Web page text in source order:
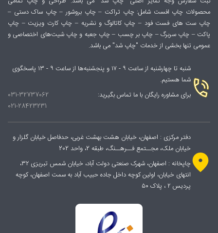
محصولات چاپ افست شامل: چاپ تراکت – چاپ بروشور – چاپ ساک دستی –
چاپ ست های فست فود – چاپ کاتالوگ و نشریه – چاپ کارت ویزیت – چاپ
پاکت – چاپ سربرگ – چاپ بر چسب – چاپ جعبه و چاپ شیت‌های اختصاصی و
عمومی تنها بخشی از خدمات "چاپ شد" می باشد.
شنبه تا چهارشنبه از ساعت ۹ - ۱۷ و پنجشنبه‌ها از ساعت ۹ - ۱۳ پاسخگوی
شما هستیم.
برای مشاوره رایگان با ما تماس بگیرید:
031-32737062
021-28423231
دفتر مرکزی : اصفهان، خیابان هشت بهشت غربی، حدفاصل خیابان گلزار و
خیابان ملک، مجــتمع فــرهــنگ، طبقه 2، واحد 202
چاپخانه : اصفهان، شهرک صنعتی دولت آباد، خیابان شمس تبریزی ۳۲،
انتهای خیابان، اولین کوچه داخل جاده حبیب آباد به سمت اصفهان، کوچه
پردیس ۲ ، پلاک ۵۰